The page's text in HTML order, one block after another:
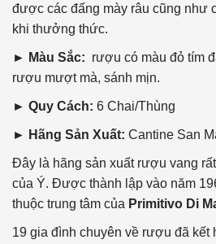
được các đấng mày râu cũng như
khi thưởng thức.
► Màu Sắc: rượu có màu đỏ tím
rượu mượt mà, sánh mịn.
► Quy Cách: 6 Chai/Thùng
► Hãng Sản Xuất: Cantine San
Đây là hãng sản xuất rượu vang
của Ý. Được thành lập vào năm
thuộc trung tâm của Primitivo Di
19 gia đình chuyên về rượu đã